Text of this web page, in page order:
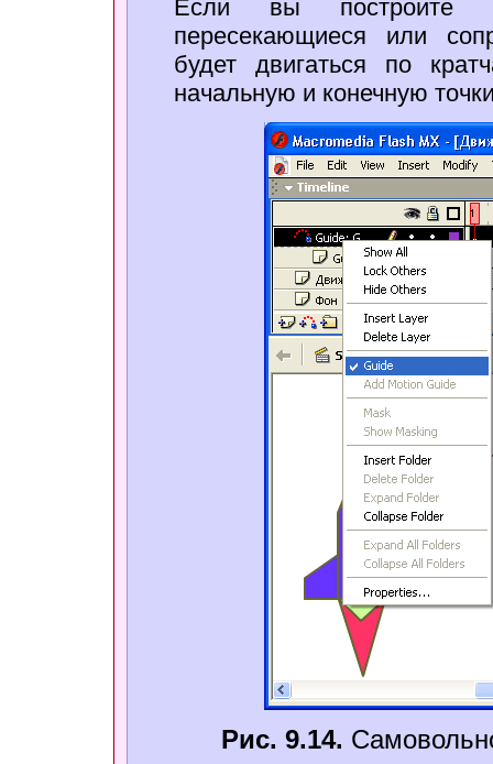
Если вы построите
пересекающиеся или
будет двигаться по
начальную и конечную
Рис. 9.14.